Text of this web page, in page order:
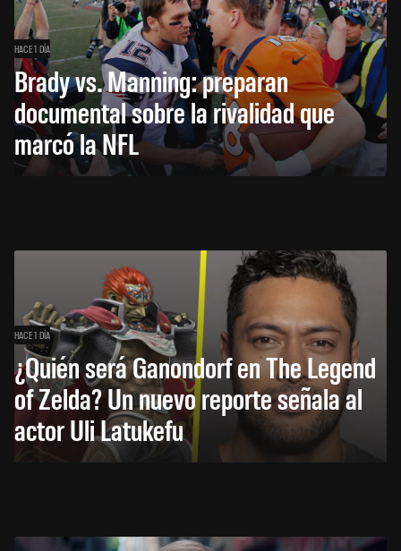
HACE 1 DÍA
Brady vs. Manning: preparan
documental sobre la rivalidad que
marcó la NFL
HACE 1 DÍA
¿Quién será Ganondorf en The Legend
of Zelda? Un nuevo reporte señala al
actor Uli Latukefu